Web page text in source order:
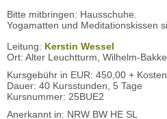
Bitte mitbringen: Hausschuhe.
Yogamatten und Meditationskissen
Leitung: Kerstin Wessel
Ort: Alter Leuchtturm, Wilhelm-
Kursgebühr in EUR: 450,00 +
Dauer: 40 Kursstunden, 5 Tage
Kursnummer: 25BUE2
Anerkannt in: NRW BW HE SL